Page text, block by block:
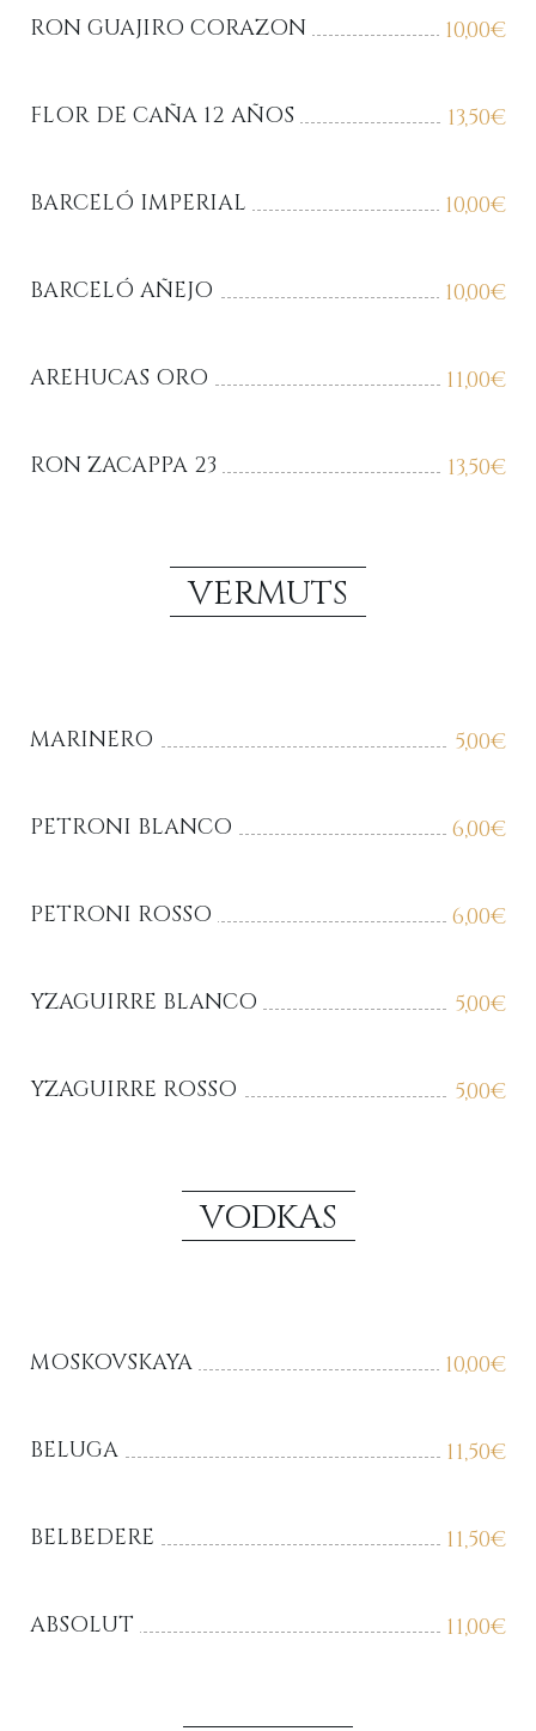
10,00€
RON GUAJIRO CORAZON
13,50€
FLOR DE CAÑA 12 AÑOS
10,00€
BARCELÓ IMPERIAL
10,00€
BARCELÓ AÑEJO
11,00€
AREHUCAS ORO
13,50€
RON ZACAPPA 23
VERMUTS
5,00€
MARINERO
6,00€
PETRONI BLANCO
6,00€
PETRONI ROSSO
5,00€
YZAGUIRRE BLANCO
5,00€
YZAGUIRRE ROSSO
VODKAS
10,00€
MOSKOVSKAYA
11,50€
BELUGA
11,50€
BELBEDERE
11,00€
ABSOLUT